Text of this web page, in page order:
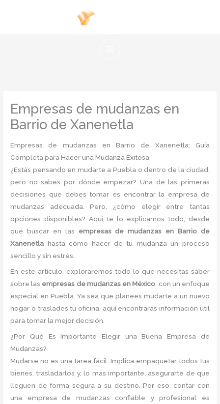
Empresas de mudanzas en
Barrio de Xanenetla
Empresas de mudanzas en Barrio de Xanenetla: Guía
Completa para Hacer una Mudanza Exitosa
¿Estás pensando en mudarte a Puebla o dentro de la ciudad,
pero no sabes por dónde empezar? Una de las primeras
decisiones que debes tomar es encontrar la empresa de
mudanzas adecuada. Pero, ¿cómo elegir entre tantas
opciones disponibles? Aquí te lo explicamos todo, desde
qué buscar en las empresas de mudanzas en Barrio de
Xanenetla hasta cómo hacer de tu mudanza un proceso
sencillo y sin estrés.
En este artículo, exploraremos todo lo que necesitas saber
sobre las empresas de mudanzas en México , con un enfoque
especial en Puebla. Ya sea que planees mudarte a un nuevo
hogar o traslades tu oficina, aquí encontrarás información útil
para tomar la mejor decisión.
¿Por Qué Es Importante Elegir una Buena Empresa de
Mudanzas?
Mudarse no es una tarea fácil. Implica empaquetar todos tus
bienes, trasladarlos y, lo más importante, asegurarte de que
lleguen de forma segura a su destino. Por eso, contar con
una empresa de mudanzas confiable y profesional es